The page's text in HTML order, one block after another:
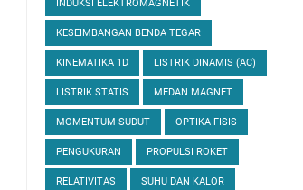
INDUKSI ELEKTROMAGNETIK
KESEIMBANGAN BENDA TEGAR
KINEMATIKA 1D LISTRIK DINAMIS (AC)
LISTRIK STATIS MEDAN MAGNET
MOMENTUM SUDUT OPTIKA FISIS
PENGUKURAN PROPULSI ROKET
RELATIVITAS SUHU DAN KALOR